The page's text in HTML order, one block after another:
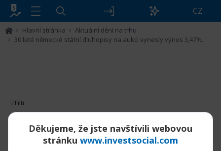
CZ
Hlavní stránka
Aktuální dění na trhu
30 leté německé státní dluhopisy na aukci vynesly výnos 3,47%.
Děkujeme, že jste navštívili webovou
stránku www.investsocial.com
Filtr
vynesly výnos 3,47%.